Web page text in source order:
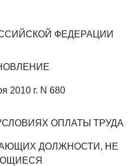
ФЕДЕРАЦИИ
2010 г. N 680
ОПЛАТЫ ТРУДА
ДОЛЖНОСТИ, НЕ